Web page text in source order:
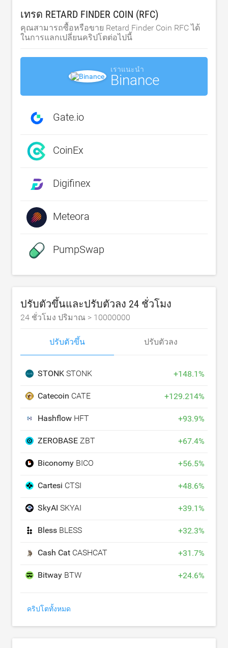
เทรด RETARD FINDER COIN (RFC)
คุณสามารถซื้อหรือขาย Retard Finder Coin RFC ได้
ในการแลกเปลี่ยนคริปโตต่อไปนี้
เราแนะนำ
Binance
Gate.io
CoinEx
Digifinex
Meteora
PumpSwap
ปรับตัวขึ้นและปรับตัวลง 24 ชั่วโมง
24 ชั่วโมง ปริมาณ > 10000000
ปรับตัวขึ้น ปรับตัวลง
STONK STONK +148.1%
Catecoin CATE +129.214%
Hashflow HFT +93.9%
ZEROBASE ZBT +67.4%
Biconomy BICO +56.5%
Cartesi CTSI +48.6%
SkyAI SKYAI +39.1%
Bless BLESS +32.3%
Cash Cat CASHCAT +31.7%
Bitway BTW +24.6%
คริปโตทั้งหมด